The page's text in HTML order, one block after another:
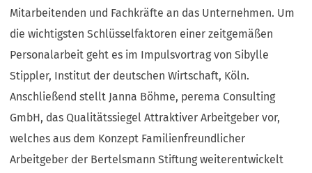
Mitarbeitenden und Fachkräfte an das Unternehmen. Um
die wichtigsten Schlüsselfaktoren einer zeitgemäßen
Personalarbeit geht es im Impulsvortrag von Sibylle
Stippler, Institut der deutschen Wirtschaft, Köln.
Anschließend stellt Janna Böhme, perema Consulting
GmbH, das Qualitätssiegel Attraktiver Arbeitgeber vor,
welches aus dem Konzept Familienfreundlicher
Arbeitgeber der Bertelsmann Stiftung weiterentwickelt